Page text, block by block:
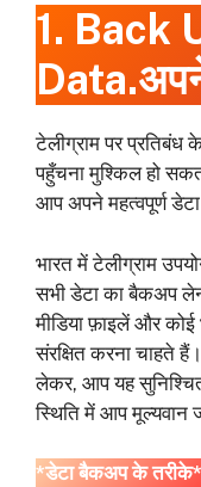
1. Back
टेलीग्राम पर
पहुँचना मुश्किल हो
आप अपने महत्वपूर्ण
भारत में टेलीग्राम
सभी डेटा का बैकअप
मीडिया फ़ाइलें और कोई
संरक्षित करना चाहते
लेकर, आप यह
स्थिति में आप मूल्यवान
*डेटा बैकअप के तरीके*